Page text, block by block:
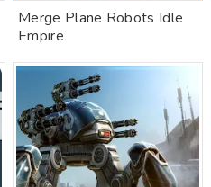
Merge Plane Robots Idle
Empire